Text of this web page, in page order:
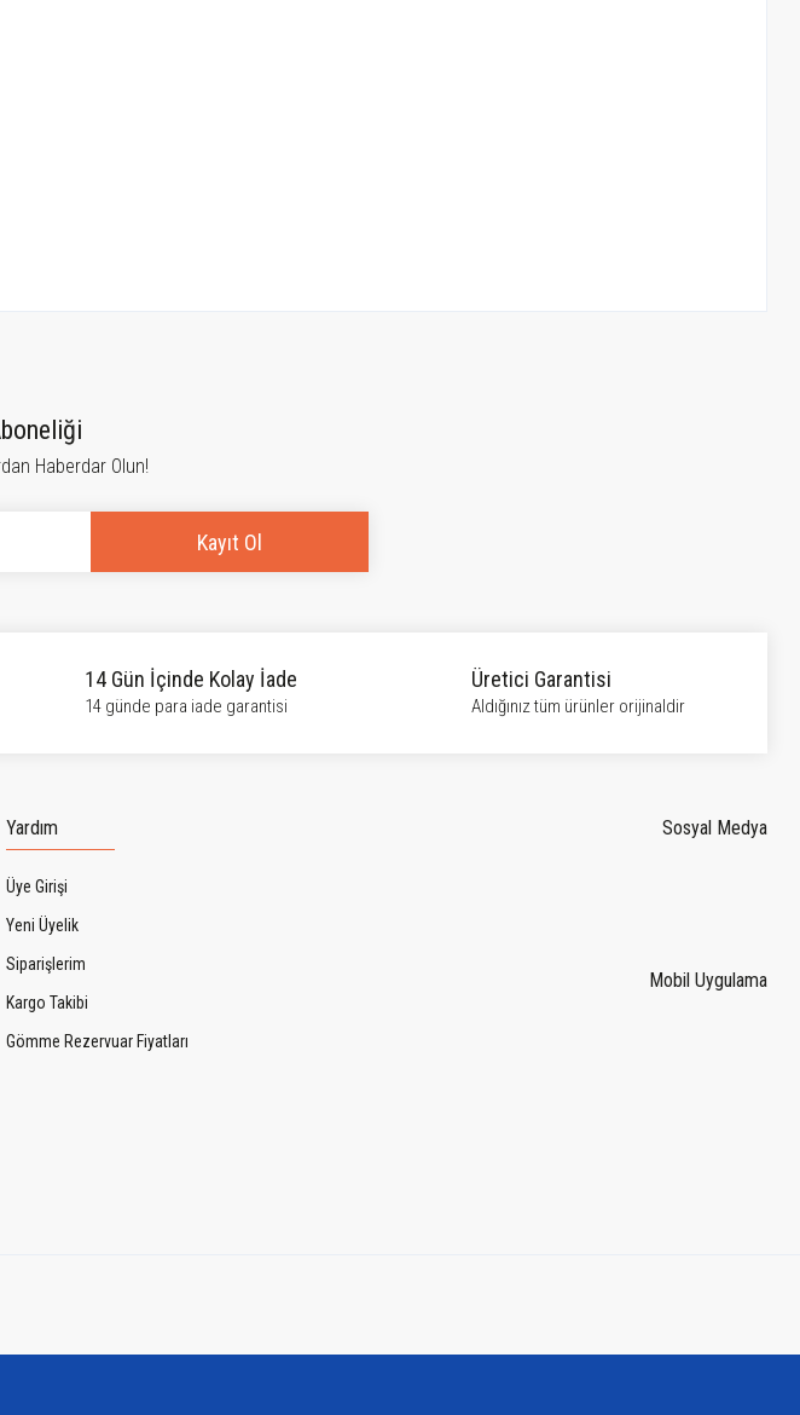
siz yapın!
Haberdar Olun!
Kayıt Ol
14 Gün İçinde Kolay İade
14 günde para iade garantisi
Üretici Garantisi
Aldığınız tüm ürünler orijinaldir
Yardım
Üye Girişi
Yeni Üyelik
Siparişlerim
Kargo Takibi
Gömme Rezervuar Fiyatları
Sosyal Medya
Mobil Uygulama